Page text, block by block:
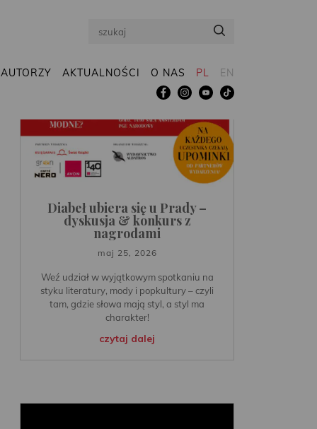
Search
AUTORZY AKTUALNOŚCI O NAS PL EN
Diabeł ubiera się u Prady –
dyskusja & konkurs z
nagrodami
maj 25, 2026
Weź udział w wyjątkowym spotkaniu na
styku literatury, mody i popkultury – czyli
tam, gdzie słowa mają styl, a styl ma
charakter!
czytaj dalej